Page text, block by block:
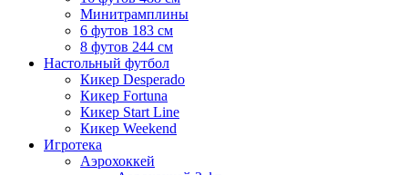
Минитрамплины
6 футов 183 см
8 футов 244 см
Настольный футбол
Кикер Desperado
Кикер Fortuna
Кикер Start Line
Кикер Weekend
Игротека
Аэрохоккей